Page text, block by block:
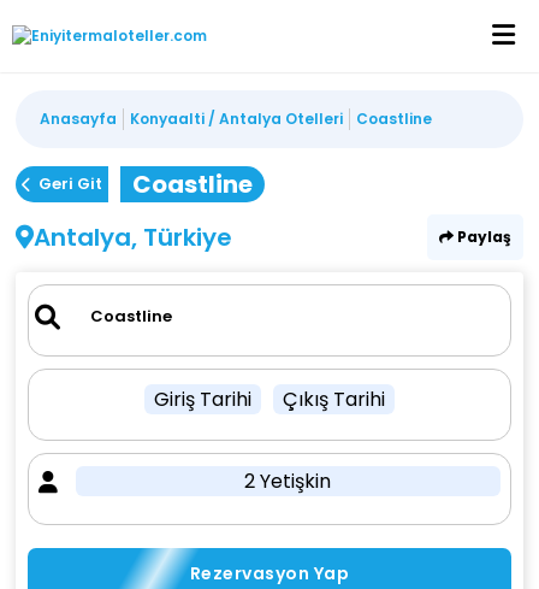
Anasayfa Konyaalti / Antalya Otelleri Coastline
Geri Git
Coastline
Antalya, Türkiye
Paylaş
Giriş Tarihi Çıkış Tarihi
2 Yetişkin
Rezervasyon Yap